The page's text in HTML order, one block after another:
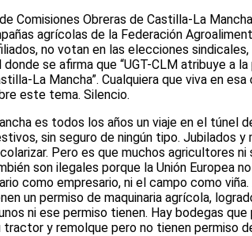
Comisiones Obreras de Castilla-La
agrícolas de la Federación
no votan en las elecciones
se afirma que “UGT-CLM atribuye a
La Mancha”. Cualquiera que viva en
este tema. Silencio.
es todos los años un viaje en el
sin seguro de ningún tipo. Jubilados
Pero es que muchos agricultores
son ilegales porque la Unión Europea
como empresario, ni el campo como
un permiso de maquinaria agrícola,
ni ese permiso tienen. Hay bodegas
tractor y remolque pero no tienen permiso